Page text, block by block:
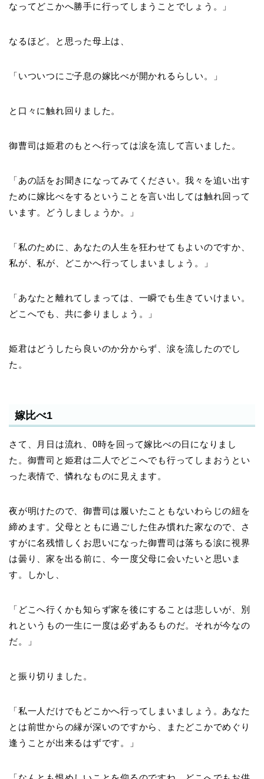
なってどこかへ勝手に行ってしまうことでしょう。」
なるほど。と思った母上は、
「いついつにご子息の嫁比べが開かれるらしい。」
と口々に触れ回りました。
御曹司は姫君のもとへ行っては涙を流して言いました。
「あの話をお聞きになってみてください。我々を追い出す
ために嫁比べをするということを言い出しては触れ回って
います。どうしましょうか。」
「私のために、あなたの人生を狂わせてもよいのですか、
私が、私が、どこかへ行ってしまいましょう。」
「あなたと離れてしまっては、一瞬でも生きていけまい。
どこへでも、共に参りましょう。」
姫君はどうしたら良いのか分からず、涙を流したのでし
た。
嫁比べ1
さて、月日は流れ、0時を回って嫁比べの日になりまし
た。御曹司と姫君は二人でどこへでも行ってしまおうとい
った表情で、憐れなものに見えます。
夜が明けたので、御曹司は履いたこともないわらじの紐を
締めます。父母とともに過ごした住み慣れた家なので、さ
すがに名残惜しくお思いになった御曹司は落ちる涙に視界
は曇り、家を出る前に、今一度父母に会いたいと思いま
す。しかし、
「どこへ行くかも知らず家を後にすることは悲しいが、別
れというもの一生に一度は必ずあるものだ。それが今なの
だ。」
と振り切りました。
「私一人だけでもどこかへ行ってしまいましょう。あなた
とは前世からの縁が深いのですから、またどこかでめぐり
逢うことが出来るはずです。」